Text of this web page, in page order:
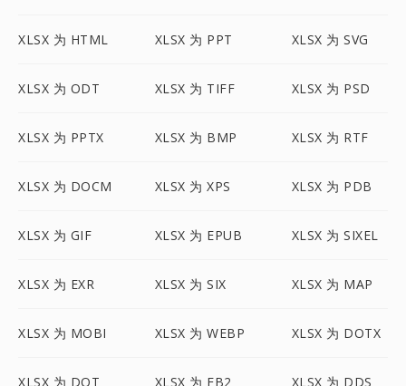
XLSX 为 HTML XLSX 为 PPT XLSX 为 SVG
XLSX 为 ODT XLSX 为 TIFF XLSX 为 PSD
XLSX 为 PPTX XLSX 为 BMP XLSX 为 RTF
XLSX 为 DOCM XLSX 为 XPS XLSX 为 PDB
XLSX 为 GIF XLSX 为 EPUB XLSX 为 SIXEL
XLSX 为 EXR XLSX 为 SIX XLSX 为 MAP
XLSX 为 MOBI XLSX 为 WEBP XLSX 为 DOTX
XLSX 为 DOT XLSX 为 FB2 XLSX 为 DDS